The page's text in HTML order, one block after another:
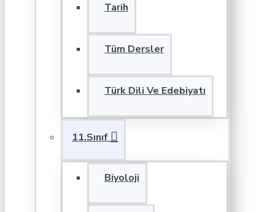
Tarih
Tüm Dersler
Türk Dili Ve Edebiyatı
11.Sınıf
Biyoloji